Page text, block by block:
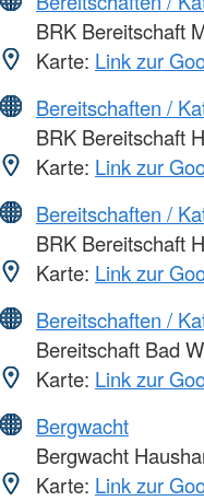
BRK Bereitschaft
Karte: Link zur
Bereitschaften /
BRK Bereitschaft
Karte: Link zur
Bereitschaften /
BRK Bereitschaft
Karte: Link zur
Bereitschaften /
Bereitschaft Bad
Karte: Link zur
Bergwacht
Bergwacht
Karte: Link zur